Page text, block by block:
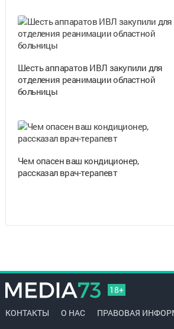
Шесть аппаратов ИВЛ закупили для
отделения реанимации областной
больницы
Чем опасен ваш кондиционер,
рассказал врач-терапевт
18+
КОНТАКТЫ О НАС ПРАВОВАЯ